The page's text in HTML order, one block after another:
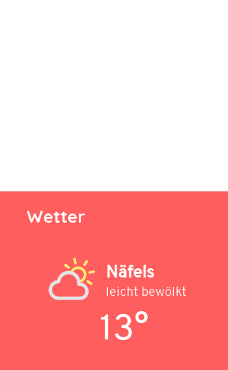
Wetter
Näfels
leicht bewölkt
13°